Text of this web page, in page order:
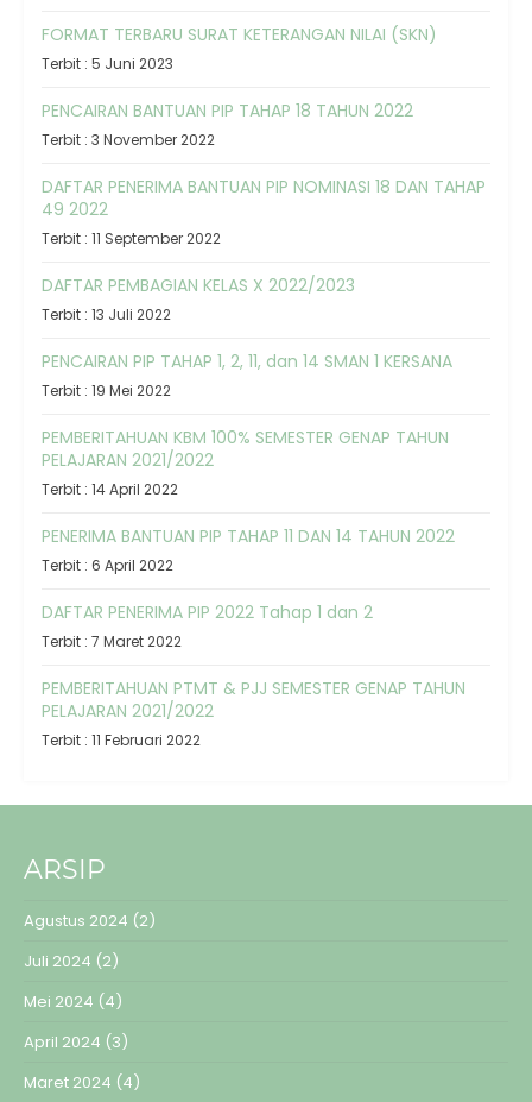
FORMAT TERBARU SURAT KETERANGAN NILAI (SKN)
Terbit : 5 Juni 2023
PENCAIRAN BANTUAN PIP TAHAP 18 TAHUN 2022
Terbit : 3 November 2022
DAFTAR PENERIMA BANTUAN PIP NOMINASI 18 DAN TAHAP
49 2022
Terbit : 11 September 2022
DAFTAR PEMBAGIAN KELAS X 2022/2023
Terbit : 13 Juli 2022
PENCAIRAN PIP TAHAP 1, 2, 11, dan 14 SMAN 1 KERSANA
Terbit : 19 Mei 2022
PEMBERITAHUAN KBM 100% SEMESTER GENAP TAHUN
PELAJARAN 2021/2022
Terbit : 14 April 2022
PENERIMA BANTUAN PIP TAHAP 11 DAN 14 TAHUN 2022
Terbit : 6 April 2022
DAFTAR PENERIMA PIP 2022 Tahap 1 dan 2
Terbit : 7 Maret 2022
PEMBERITAHUAN PTMT & PJJ SEMESTER GENAP TAHUN
PELAJARAN 2021/2022
Terbit : 11 Februari 2022
ARSIP
Agustus 2024 (2)
Juli 2024 (2)
Mei 2024 (4)
April 2024 (3)
Maret 2024 (4)